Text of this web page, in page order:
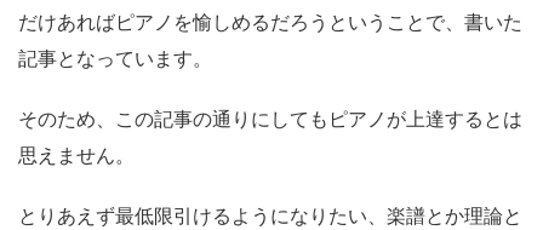
だけあればピアノを愉しめるだろうということで、書いた
記事となっています。
そのため、この記事の通りにしてもピアノが上達するとは
思えません。
とりあえず最低限引けるようになりたい、楽譜とか理論と